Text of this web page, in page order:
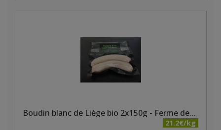
Boudin blanc de Liège bio 2x150g - Ferme des Noyers
21.2€/kg